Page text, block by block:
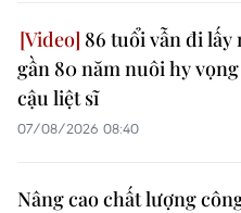
86 tuổi vẫn đi lấy
gần 80 năm nuôi hy
cậu liệt sĩ
07/08/2026 08:40
Nâng cao chất lượng